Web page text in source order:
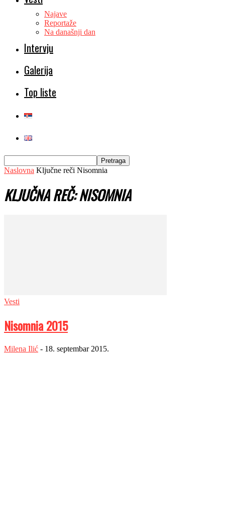
Najave
Reportaže
Na današnji dan
Intervju
Galerija
Top liste
Naslovna Ključne reči Nisomnia
KLJUČNA REČ: NISOMNIA
Vesti
Nisomnia 2015
Milena Ilić - 18. septembar 2015.